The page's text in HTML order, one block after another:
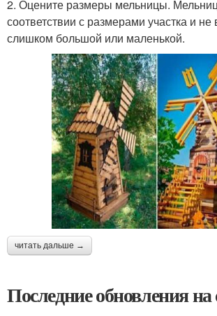
2. Оцените размеры мельницы.
соответствии с размерами участка и не
слишком большой или маленькой.
читать дальше →
Последние обновления на